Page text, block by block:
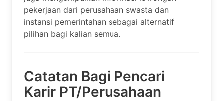
pekerjaan dari perusahaan swasta dan
instansi pemerintahan sebagai alternatif
pilihan bagi kalian semua.
Catatan Bagi Pencari
Karir PT/Perusahaan